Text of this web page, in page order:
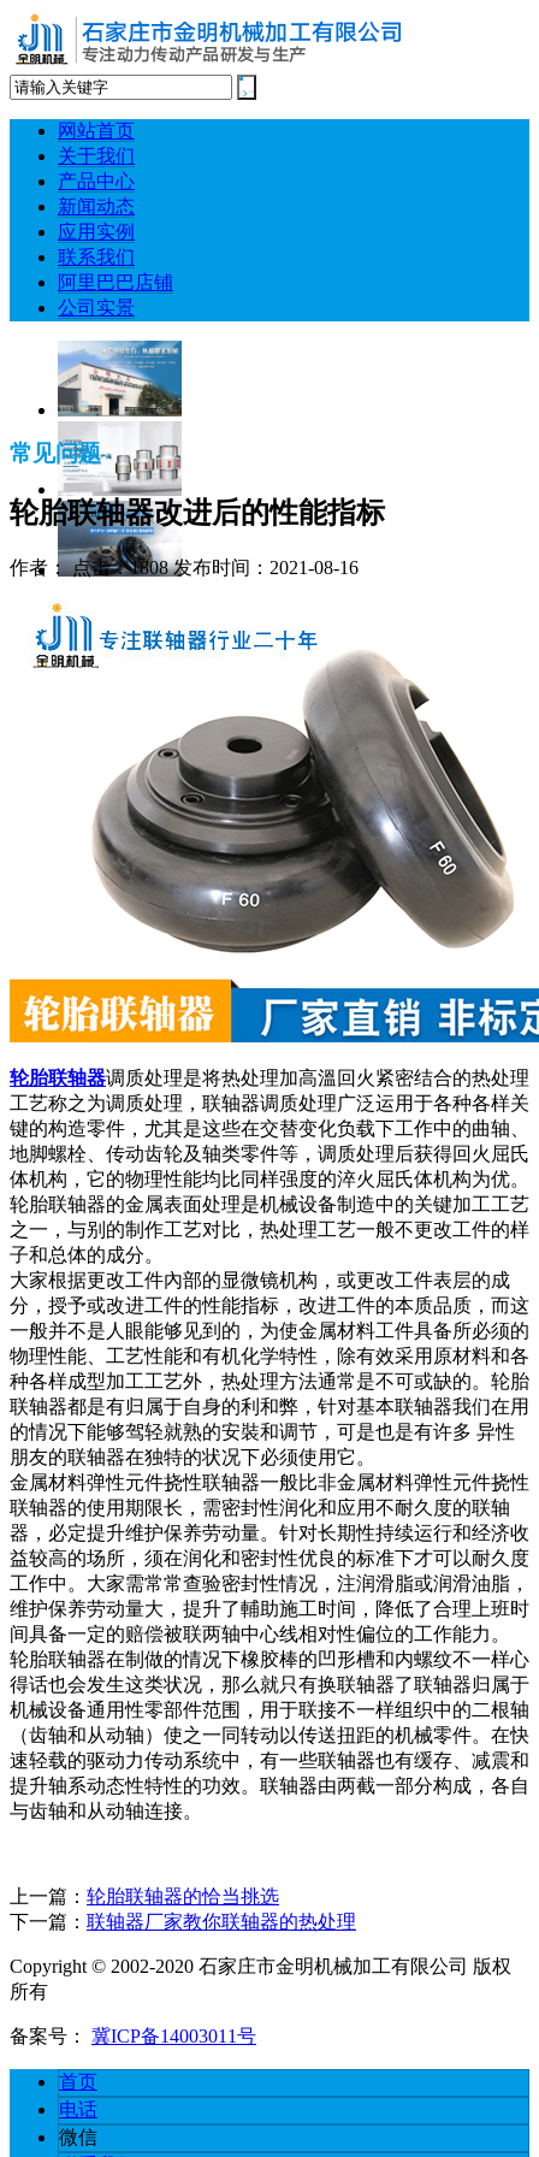
网站首页
关于我们
产品中心
新闻动态
应用实例
联系我们
阿里巴巴店铺
公司实景
常见问题
轮胎联轴器改进后的性能指标
作者： 点击：1808 发布时间：2021-08-16
轮胎联轴器调质处理是将热处理加高溫回火紧密结合的热处理
工艺称之为调质处理，联轴器调质处理广泛运用于各种各样关
键的构造零件，尤其是这些在交替变化负载下工作中的曲轴、
地脚螺栓、传动齿轮及轴类零件等，调质处理后获得回火屈氏
体机构，它的物理性能均比同样强度的淬火屈氏体机构为优。
轮胎联轴器的金属表面处理是机械设备制造中的关键加工工艺
之一，与别的制作工艺对比，热处理工艺一般不更改工件的样
子和总体的成分。
大家根据更改工件內部的显微镜机构，或更改工件表层的成
分，授予或改进工件的性能指标，改进工件的本质品质，而这
一般并不是人眼能够见到的，为使金属材料工件具备所必须的
物理性能、工艺性能和有机化学特性，除有效采用原材料和各
种各样成型加工工艺外，热处理方法通常是不可或缺的。轮胎
联轴器都是有归属于自身的利和弊，针对基本联轴器我们在用
的情况下能够驾轻就熟的安裝和调节，可是也是有许多 异性
朋友的联轴器在独特的状况下必须使用它。
金属材料弹性元件挠性联轴器一般比非金属材料弹性元件挠性
联轴器的使用期限长，需密封性润化和应用不耐久度的联轴
器，必定提升维护保养劳动量。针对长期性持续运行和经济收
益较高的场所，须在润化和密封性优良的标准下才可以耐久度
工作中。大家需常常查验密封性情况，注润滑脂或润滑油脂，
维护保养劳动量大，提升了輔助施工时间，降低了合理上班时
间具备一定的赔偿被联两轴中心线相对性偏位的工作能力。
轮胎联轴器在制做的情况下橡胶棒的凹形槽和内螺纹不一样心
得话也会发生这类状况，那么就只有换联轴器了联轴器归属于
机械设备通用性零部件范围，用于联接不一样组织中的二根轴
（齿轴和从动轴）使之一同转动以传送扭距的机械零件。在快
速轻载的驱动力传动系统中，有一些联轴器也有缓存、减震和
提升轴系动态性特性的功效。联轴器由两截一部分构成，各自
与齿轴和从动轴连接。
上一篇： 轮胎联轴器的恰当挑选
下一篇： 联轴器厂家教你联轴器的热处理
Copyright © 2002-2020 石家庄市金明机械加工有限公司 版权
所有
备案号： 冀ICP备14003011号
首页
电话
微信